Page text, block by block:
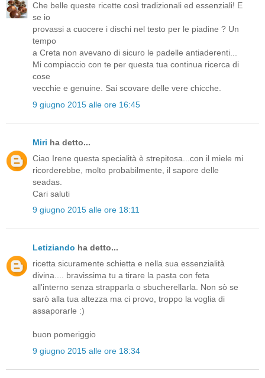
Che belle queste ricette così tradizionali ed essenziali! E
se io
provassi a cuocere i dischi nel testo per le piadine ? Un
tempo
a Creta non avevano di sicuro le padelle antiaderenti...
Mi compiaccio con te per questa tua continua ricerca di
cose
vecchie e genuine. Sai scovare delle vere chicche.
9 giugno 2015 alle ore 16:45
Miri ha detto...
Ciao Irene questa specialità è strepitosa...con il miele mi
ricorderebbe, molto probabilmente, il sapore delle
seadas.
Cari saluti
9 giugno 2015 alle ore 18:11
Letiziando ha detto...
ricetta sicuramente schietta e nella sua essenzialità
divina.... bravissima tu a tirare la pasta con feta
all'interno senza strapparla o sbucherellarla. Non sò se
sarò alla tua altezza ma ci provo, troppo la voglia di
assaporarle :)
buon pomeriggio
9 giugno 2015 alle ore 18:34